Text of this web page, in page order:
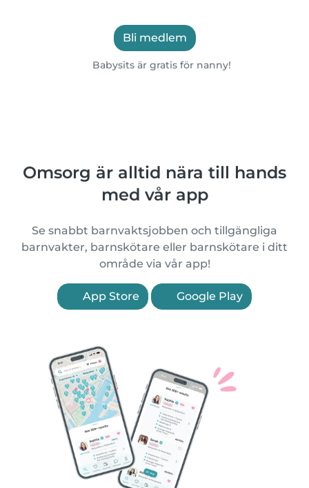
Bli medlem
Babysits är gratis för nanny!
Omsorg är alltid nära till hands
med vår app
Se snabbt barnvaktsjobben och tillgängliga
barnvakter, barnskötare eller barnskötare i ditt
område via vår app!
App Store Google Play